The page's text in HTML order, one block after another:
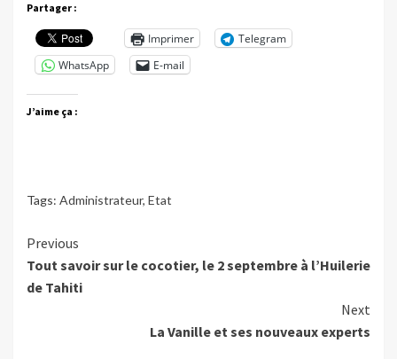
Partager :
Imprimer
Telegram
WhatsApp
E-mail
J’aime ça :
Tags: Administrateur, Etat
Continue
Reading
Previous
Tout savoir sur le cocotier, le 2 septembre à l’Huilerie
de Tahiti
Next
La Vanille et ses nouveaux experts